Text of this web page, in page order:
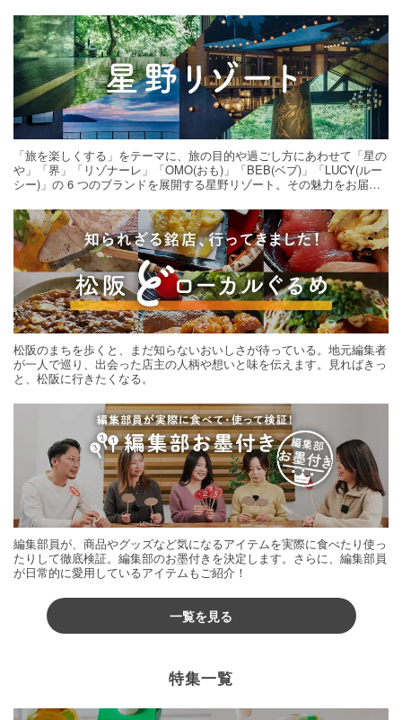
「旅を楽しくする」をテーマに、旅の目的や過ごし方にあわせて「星の
や」「界」「リゾナーレ」「OMO(おも)」「BEB(ベブ)」「LUCY(ルー
シー)」の 6 つのブランドを展開する星野リゾート。その魅力をお届け
松阪のまちを歩くと、まだ知らないおいしさが待っている。地元編集者
が一人で巡り、出会った店主の人柄や想いと味を伝えます。見ればきっ
と、松阪に行きたくなる。
編集部員が、商品やグッズなど気になるアイテムを実際に食べたり使っ
たりして徹底検証。編集部のお墨付きを決定します。さらに、編集部員
が日常的に愛用しているアイテムもご紹介！
一覧を見る
特集一覧